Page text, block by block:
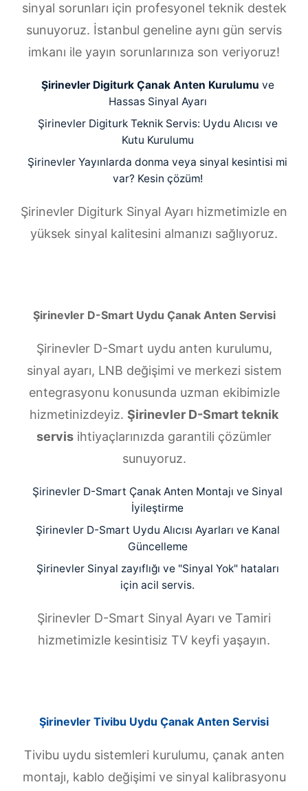
sinyal sorunları için profesyonel teknik destek
sunuyoruz. İstanbul geneline aynı gün servis
imkanı ile yayın sorunlarınıza son veriyoruz!
Şirinevler Digiturk Çanak Anten Kurulumu ve
Hassas Sinyal Ayarı
Şirinevler Digiturk Teknik Servis: Uydu Alıcısı ve
Kutu Kurulumu
Şirinevler Yayınlarda donma veya sinyal kesintisi mi
var? Kesin çözüm!
Şirinevler Digiturk Sinyal Ayarı hizmetimizle en
yüksek sinyal kalitesini almanızı sağlıyoruz.
Şirinevler D-Smart Uydu Çanak Anten Servisi
Şirinevler D-Smart uydu anten kurulumu,
sinyal ayarı, LNB değişimi ve merkezi sistem
entegrasyonu konusunda uzman ekibimizle
hizmetinizdeyiz. Şirinevler D-Smart teknik
servis ihtiyaçlarınızda garantili çözümler
sunuyoruz.
Şirinevler D-Smart Çanak Anten Montajı ve Sinyal
İyileştirme
Şirinevler D-Smart Uydu Alıcısı Ayarları ve Kanal
Güncelleme
Şirinevler Sinyal zayıflığı ve "Sinyal Yok" hataları
için acil servis.
Şirinevler D-Smart Sinyal Ayarı ve Tamiri
hizmetimizle kesintisiz TV keyfi yaşayın.
Şirinevler Tivibu Uydu Çanak Anten Servisi
Tivibu uydu sistemleri kurulumu, çanak anten
montajı, kablo değişimi ve sinyal kalibrasyonu